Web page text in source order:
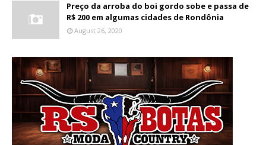
Preço da arroba do boi gordo sobe e passa de
R$ 200 em algumas cidades de Rondônia
August 26, 2020